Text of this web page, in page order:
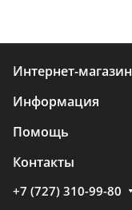
Интернет-магазин
Информация
Помощь
Контакты
+7 (727) 310-99-80